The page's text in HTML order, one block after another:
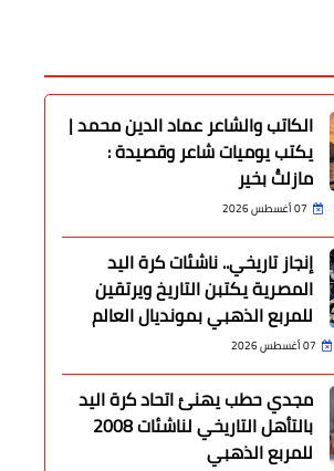
الكاتب والشاعر عماد الدين محمد |
يكتب يوميات شاعر وقصيدة :
مازلتُ بخير
07 أغسطس 2026
إنجاز تاريخي.. ناشئات كرة اليد
المصرية يكتبن التاريخ ويرتقين
للمربع الذهبي بمونديال العالم
07 أغسطس 2026
مجدي حطب يهنئ اتحاد كرة اليد
بالتأهل التاريخي لناشئات 2008
للمربع الذهبي